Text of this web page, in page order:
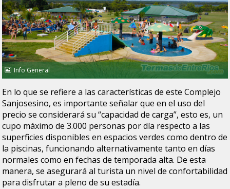
Info General
En lo que se refiere a las características de este Complejo
Sanjosesino, es importante señalar que en el uso del
precio se considerará su “capacidad de carga”, esto es, un
cupo máximo de 3.000 personas por día respecto a las
superficies disponibles en espacios verdes como dentro de
la piscinas, funcionando alternativamente tanto en días
normales como en fechas de temporada alta. De esta
manera, se asegurará al turista un nivel de confortabilidad
para disfrutar a pleno de su estadía.